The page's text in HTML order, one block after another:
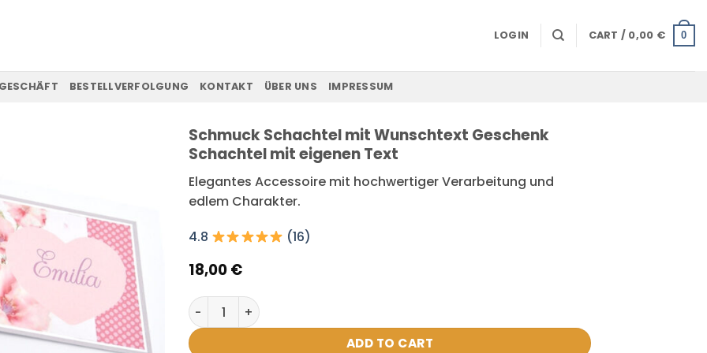
LOGIN CART / 0,00 € 0
GESCHÄFT BESTELLVERFOLGUNG KONTAKT ÜBER UNS IMPRESSUM
Schmuck Schachtel mit Wunschtext Geschenk
Schachtel mit eigenen Text
Elegantes Accessoire mit hochwertiger Verarbeitung und
edlem Charakter.
4.8
(16)
18,00 €
Schmuck Schachtel mit Wunschtext Geschenk Schachtel mit eigenen Text quantity
ADD TO CART